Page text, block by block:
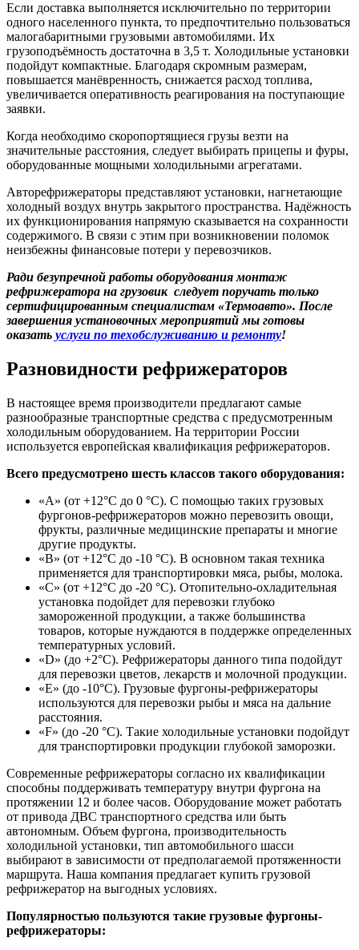
Если доставка выполняется исключительно по территории
одного населенного пункта, то предпочтительно пользоваться
малогабаритными грузовыми автомобилями. Их
грузоподъёмность достаточна в 3,5 т. Холодильные установки
подойдут компактные. Благодаря скромным размерам,
повышается манёвренность, снижается расход топлива,
увеличивается оперативность реагирования на поступающие
заявки.
Когда необходимо скоропортящиеся грузы везти на
значительные расстояния, следует выбирать прицепы и фуры,
оборудованные мощными холодильными агрегатами.
Авторефрижераторы представляют установки, нагнетающие
холодный воздух внутрь закрытого пространства. Надёжность
их функционирования напрямую сказывается на сохранности
содержимого. В связи с этим при возникновении поломок
неизбежны финансовые потери у перевозчиков.
Ради безупречной работы оборудования монтаж
рефрижератора на грузовик следует поручать только
сертифицированным специалистам «Термоавто». После
завершения установочных мероприятий мы готовы
оказать услуги по техобслуживанию и ремонту!
Разновидности рефрижераторов
В настоящее время производители предлагают самые
разнообразные транспортные средства с предусмотренным
холодильным оборудованием. На территории России
используется европейская квалификация рефрижераторов.
Всего предусмотрено шесть классов такого оборудования:
«А» (от +12°С до 0 °С). С помощью таких грузовых
фургонов-рефрижераторов можно перевозить овощи,
фрукты, различные медицинские препараты и многие
другие продукты.
«В» (от +12°С до -10 °С). В основном такая техника
применяется для транспортировки мяса, рыбы, молока.
«С» (от +12°С до -20 °С). Отопительно-охладительная
установка подойдет для перевозки глубоко
замороженной продукции, а также большинства
товаров, которые нуждаются в поддержке определенных
температурных условий.
«D» (до +2°С). Рефрижераторы данного типа подойдут
для перевозки цветов, лекарств и молочной продукции.
«Е» (до -10°С). Грузовые фургоны-рефрижераторы
используются для перевозки рыбы и мяса на дальние
расстояния.
«F» (до -20 °C). Такие холодильные установки подойдут
для транспортировки продукции глубокой заморозки.
Современные рефрижераторы согласно их квалификации
способны поддерживать температуру внутри фургона на
протяжении 12 и более часов. Оборудование может работать
от привода ДВС транспортного средства или быть
автономным. Объем фургона, производительность
холодильной установки, тип автомобильного шасси
выбирают в зависимости от предполагаемой протяженности
маршрута. Наша компания предлагает купить грузовой
рефрижератор на выгодных условиях.
Популярностью пользуются такие грузовые фургоны-
рефрижераторы: